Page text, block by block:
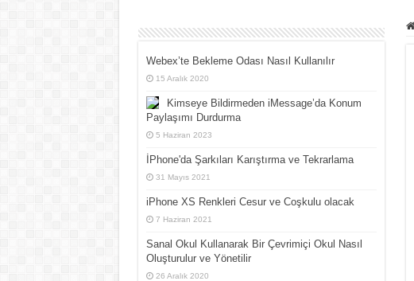
Webex’te Bekleme Odası Nasıl Kullanılır
15 Aralık 2020
Kimseye Bildirmeden iMessage’da Konum
Paylaşımı Durdurma
5 Haziran 2023
İPhone'da Şarkıları Karıştırma ve Tekrarlama
31 Mayıs 2021
iPhone XS Renkleri Cesur ve Coşkulu olacak
7 Haziran 2021
Sanal Okul Kullanarak Bir Çevrimiçi Okul Nasıl
Oluşturulur ve Yönetilir
26 Aralık 2020